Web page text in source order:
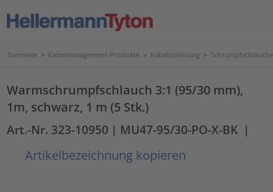
Startseite > Kabelmanagement-Produkte > Kabelisolierung > Schrumpfschläuche
Warmschrumpfschlauch 3:1 (95/30 mm),
1m, schwarz, 1 m (5 Stk.)
Art.-Nr. 323-10950 | MU47-95/30-PO-X-BK |
Artikelbezeichnung kopieren